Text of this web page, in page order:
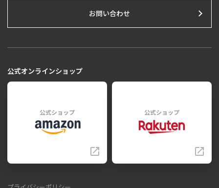
お問い合わせ
公式オンラインショップ
公式ショップ 公式ショップ